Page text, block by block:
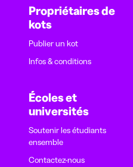
Propriétaires de
kots
Publier un kot
Infos & conditions
Écoles et
universités
Soutenir les étudiants
ensemble
Contactez-nous